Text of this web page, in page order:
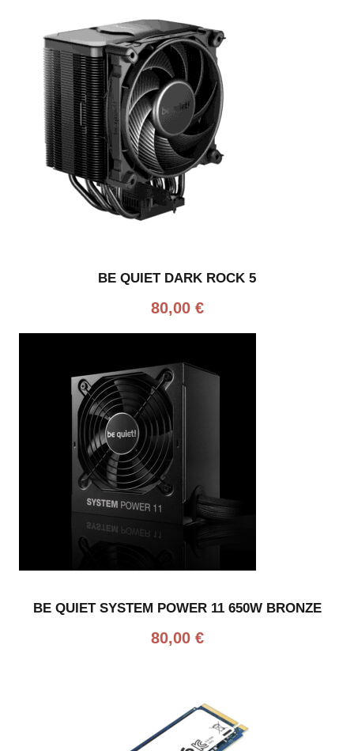
BE QUIET DARK ROCK 5
80,00 €
BE QUIET SYSTEM POWER 11 650W BRONZE
80,00 €